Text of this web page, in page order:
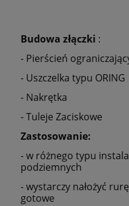
Budowa złączki :
- Pierścień
- Uszczelka typu ORING
- Nakrętka
- Tuleje Zaciskowe
Zastosowanie:
- w różnego typu
podziemnych
- wystarczy nałożyć
gotowe